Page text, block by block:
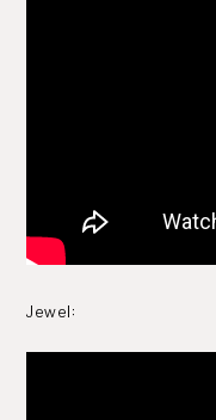
Jewel: